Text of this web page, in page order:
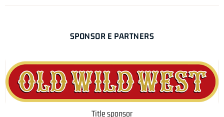
SPONSOR E PARTNERS
Title sponsor